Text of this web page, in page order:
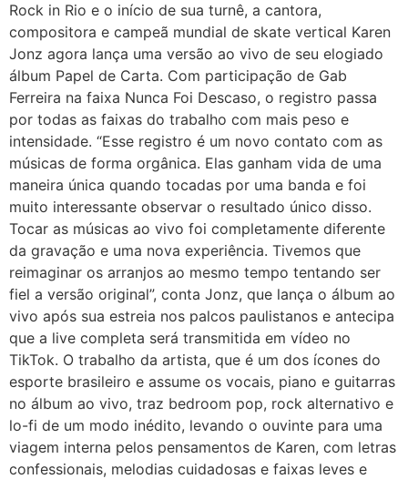
Rock in Rio e o início de sua turnê, a cantora,
compositora e campeã mundial de skate vertical Karen
Jonz agora lança uma versão ao vivo de seu elogiado
álbum Papel de Carta. Com participação de Gab
Ferreira na faixa Nunca Foi Descaso, o registro passa
por todas as faixas do trabalho com mais peso e
intensidade. “Esse registro é um novo contato com as
músicas de forma orgânica. Elas ganham vida de uma
maneira única quando tocadas por uma banda e foi
muito interessante observar o resultado único disso.
Tocar as músicas ao vivo foi completamente diferente
da gravação e uma nova experiência. Tivemos que
reimaginar os arranjos ao mesmo tempo tentando ser
fiel a versão original”, conta Jonz, que lança o álbum ao
vivo após sua estreia nos palcos paulistanos e antecipa
que a live completa será transmitida em vídeo no
TikTok. O trabalho da artista, que é um dos ícones do
esporte brasileiro e assume os vocais, piano e guitarras
no álbum ao vivo, traz bedroom pop, rock alternativo e
lo-fi de um modo inédito, levando o ouvinte para uma
viagem interna pelos pensamentos de Karen, com letras
confessionais, melodias cuidadosas e faixas leves e